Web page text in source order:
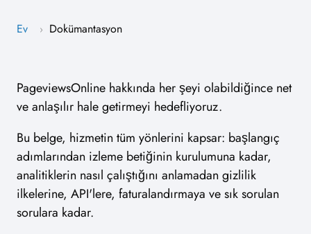
Ev › Dokümantasyon
PageviewsOnline hakkında her şeyi olabildiğince net
ve anlaşılır hale getirmeyi hedefliyoruz.
Bu belge, hizmetin tüm yönlerini kapsar: başlangıç
adımlarından izleme betiğinin kurulumuna kadar,
analitiklerin nasıl çalıştığını anlamadan gizlilik
ilkelerine, API'lere, faturalandırmaya ve sık sorulan
sorulara kadar.